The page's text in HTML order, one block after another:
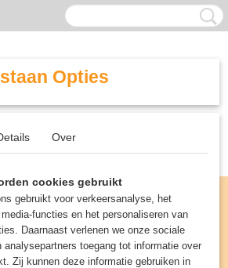
Opties
Over
cookies gebruikt
gebruikt voor verkeersanalyse, het
functies en het personaliseren van
Daarnaast verlenen we onze sociale
analysepartners toegang tot informatie over
Zij kunnen deze informatie gebruiken in